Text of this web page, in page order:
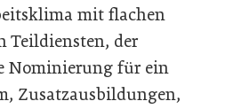
mit flachen
Teildiensten, der
Nominierung für ein
Zusatzausbildungen,